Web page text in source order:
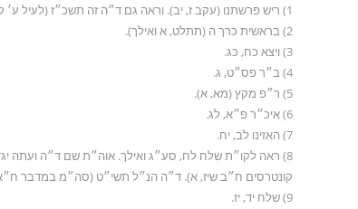
1) ריש פרשתנו (עקב ז, יב). וראה גם ד״ה זה תשכ״ז (לעיל ע׳ קנג ואילך). וש״נ.
2) בראשית כרך ה (תתלט, א ואילך).
3) ויצא כח, כג.
4) ב״ר פס״ט, ג.
5) ר״פ מקץ (מא, א).
6) איכ״ר פ״א, לג.
7) האזינו לב, יח.
8) ראה לקו״ת שלח לח, סע״ג ואילך. אוה״ת שם ד״ה
קונטרסים ח״ב שיז, א). ד״ה הנ״ל תשי״ט (סה״מ במדבר
9) שלח יד, יז.